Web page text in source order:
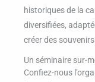
historiques de la
diversifiées,
créer des
Un séminaire sur-
Confiez-nous